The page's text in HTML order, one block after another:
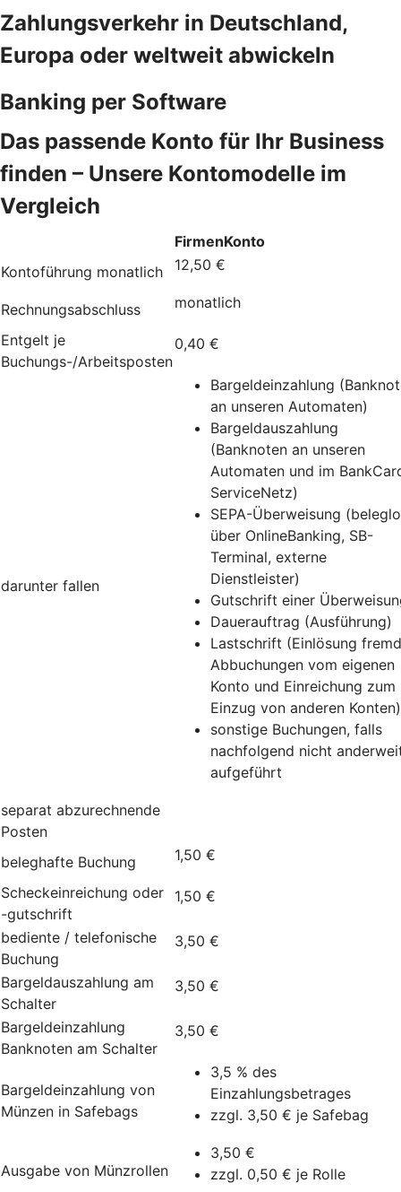
Zahlungsverkehr in Deutschland,
Europa oder weltweit abwickeln
Banking per Software
Das passende Konto für Ihr Business
finden – Unsere Kontomodelle im
Vergleich
FirmenKonto
Kontoführung monatlich
12,50 €
Rechnungsabschluss monatlich
Entgelt je
Buchungs-/Arbeitsposten
0,40 €
darunter fallen
Bargeldeinzahlung
an unseren Automaten)
Bargeldauszahlung
(Banknoten an unseren
Automaten und im
ServiceNetz)
SEPA-Überweisung
über OnlineBanking, SB-
Terminal, externe
Dienstleister)
Gutschrift einer
Dauerauftrag (Ausführung)
Lastschrift (Einlösung
Abbuchungen vom eigenen
Konto und Einreichung zum
Einzug von anderen
sonstige Buchungen, falls
nachfolgend nicht
aufgeführt
separat abzurechnende
Posten
beleghafte Buchung
1,50 €
Scheckeinreichung oder
-gutschrift
1,50 €
bediente / telefonische
Buchung
3,50 €
Bargeldauszahlung am
Schalter
3,50 €
Bargeldeinzahlung
Banknoten am Schalter
3,50 €
Bargeldeinzahlung von
Münzen in Safebags
3,5 % des
Einzahlungsbetrages
zzgl. 3,50 € je Safebag
Ausgabe von Münzrollen
3,50 €
zzgl. 0,50 € je Rolle